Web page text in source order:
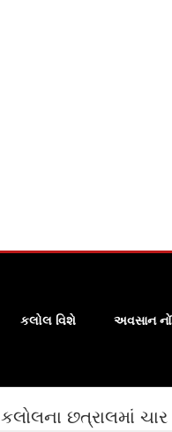
કલોલ વિશે અવસાન
કલોલના છત્રાલમાં